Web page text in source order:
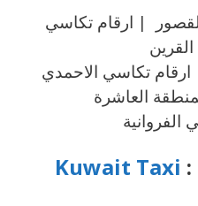
| ارقام تكاسي
تكاسي الاحمدي
العاشرة
الفروانية
:
Kuwait Taxi